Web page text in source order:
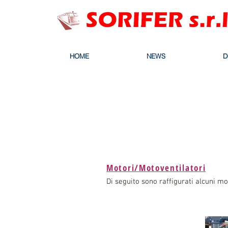
HOME NEWS
Motori/Motoventilatori
Di seguito sono raffigurati alcuni